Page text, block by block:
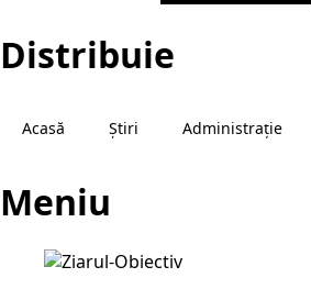
Distribuie
Acasă Știri Administraţie
Meniu